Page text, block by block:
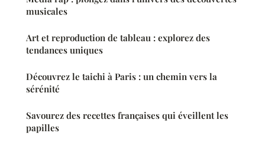
musicales
Art et reproduction de tableau : explorez des
tendances uniques
Découvrez le taichi à Paris : un chemin vers la
sérénité
Savourez des recettes françaises qui éveillent les
papilles